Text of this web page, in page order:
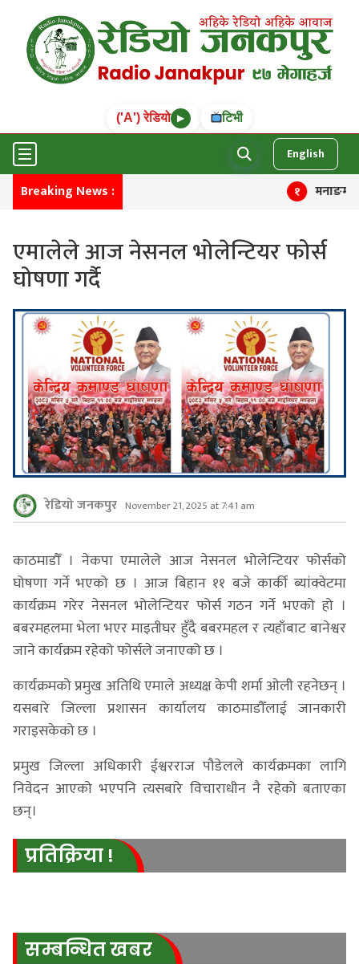
('A') रेडियो ▶ टिभी
English
Breaking News : मनाङमा तीन
एमालेले आज नेसनल भोलेन्टियर फोर्स
घोषणा गर्दै
रेडियो जनकपुर November 21, 2025 at 7:41 am
काठमाडौँ । नेकपा एमालेले आज नेसनल भोलेन्टियर फोर्सको
घोषणा गर्ने भएको छ । आज बिहान ११ बजे कार्की ब्यांक्वेटमा
कार्यक्रम गरेर नेसनल भोलेन्टियर फोर्स गठन गर्ने भएको हो ।
बबरमहलमा भेला भएर माइतीघर हुँदै बबरमहल र त्यहाँबाट बानेश्वर
जाने कार्यक्रम रहेको फोर्सले जनाएको छ ।
कार्यक्रमको प्रमुख अतिथि एमाले अध्यक्ष केपी शर्मा ओली रहनेछन् ।
यसबारे जिल्ला प्रशासन कार्यालय काठमाडौँलाई जानकारी
गराइसकेको छ ।
प्रमुख जिल्ला अधिकारी ईश्वरराज पौडेलले कार्यक्रमका लागि
निवेदन आएको भएपनि त्यसबारे विचाराधीन नै रहेको बताएका
छन्।
प्रतिक्रिया !
सम्बन्धित खबर